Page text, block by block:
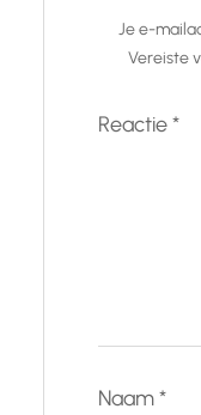
Je e-
Vereiste
Reactie*
Naam*